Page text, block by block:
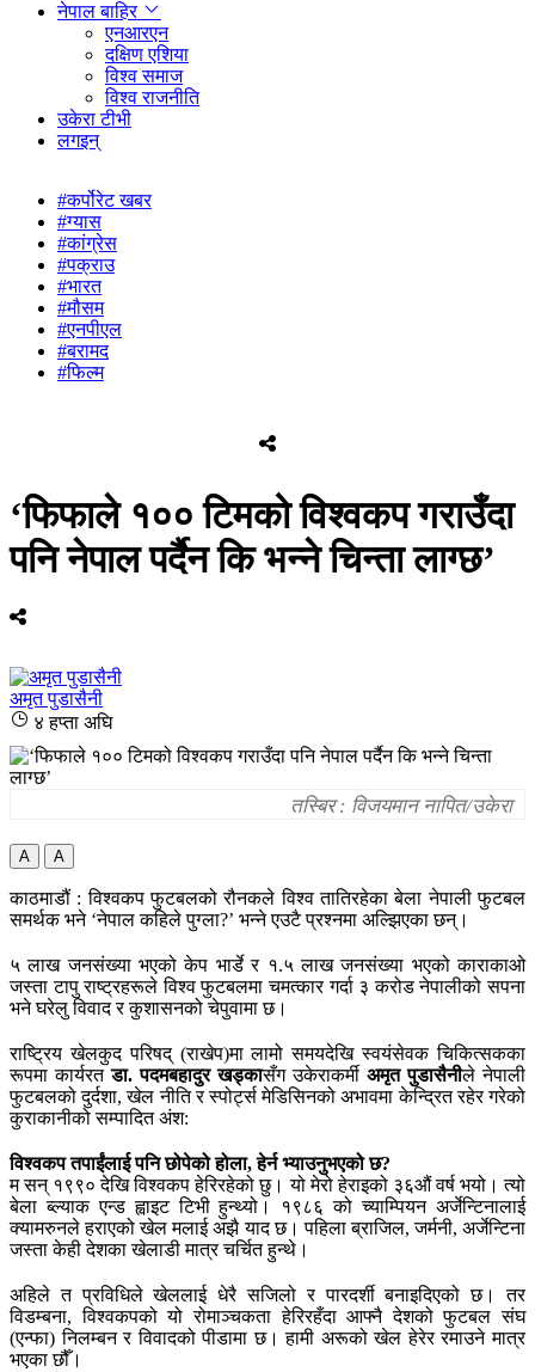
नेपाल बाहिर
एनआरएन
दक्षिण एशिया
विश्व समाज
विश्व राजनीति
उकेरा टीभी
लगइन्
#कर्पोरेट खबर
#ग्यास
#कांग्रेस
#पक्राउ
#भारत
#मौसम
#एनपीएल
#बरामद
#फिल्म
‘फिफाले १०० टिमको विश्वकप गराउँदा
पनि नेपाल पर्दैन कि भन्ने चिन्ता लाग्छ’
अमृत पुडासैनी
४ हप्ता अघि
तस्बिर : विजयमान नापित/उकेरा
A A
काठमाडौं : विश्वकप फुटबलको रौनकले विश्व तातिरहेका बेला नेपाली फुटबल
समर्थक भने ‘नेपाल कहिले पुग्ला?’ भन्ने एउटै प्रश्नमा अल्झिएका छन्।
५ लाख जनसंख्या भएको केप भार्डे र १.५ लाख जनसंख्या भएको काराकाओ
जस्ता टापु राष्ट्रहरूले विश्व फुटबलमा चमत्कार गर्दा ३ करोड नेपालीको सपना
भने घरेलु विवाद र कुशासनको चेपुवामा छ।
राष्ट्रिय खेलकुद परिषद् (राखेप)मा लामो समयदेखि स्वयंसेवक चिकित्सकका
रूपमा कार्यरतडा. पदमबहादुर खड्कासँग उकेराकर्मी अमृत पुडासैनीले नेपाली
फुटबलको दुर्दशा, खेल नीति र स्पोर्ट्स मेडिसिनको अभावमा केन्द्रित रहेर गरेको
कुराकानीको सम्पादित अंश:
विश्वकप तपाईंलाई पनि छोपेको होला, हेर्न भ्याउनुभएको छ?
म सन् १९९० देखि विश्वकप हेरिरहेको छु। यो मेरो हेराइको ३६औं वर्ष भयो। त्यो
बेला ब्ल्याक एन्ड ह्वाइट टिभी हुन्थ्यो। १९८६ को च्याम्पियन अर्जेन्टिनालाई
क्यामरुनले हराएको खेल मलाई अझै याद छ। पहिला ब्राजिल, जर्मनी, अर्जेन्टिना
जस्ता केही देशका खेलाडी मात्र चर्चित हुन्थे।
अहिले त प्रविधिले खेललाई धेरै सजिलो र पारदर्शी बनाइदिएको छ। तर
विडम्बना, विश्वकपको यो रोमाञ्चकता हेरिरहँदा आफ्नै देशको फुटबल संघ
(एन्फा) निलम्बन र विवादको पीडामा छ। हामी अरूको खेल हेरेर रमाउने मात्र
भएका छौँ।